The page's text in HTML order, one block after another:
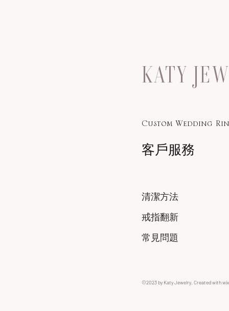
KATY
Custom Wedding
客戶服務
清潔方法
戒指翻新
常見問題
©2023 by Katy Jewelry. Created with